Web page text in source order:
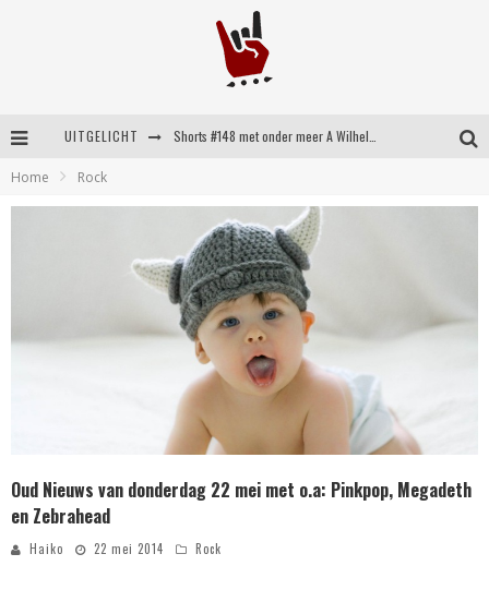
UITGELICHT
Home Rock
Oud Nieuws van donderdag 22 mei met o.a: Pinkpop, Megadeth
en Zebrahead
Haiko 22 mei 2014 Rock